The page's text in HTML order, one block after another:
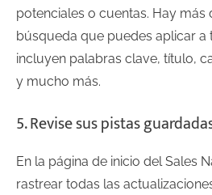
potenciales o cuentas. Hay más
búsqueda que puedes aplicar a
incluyen palabras clave, título,
y mucho más.
5. Revise sus pistas
En la página de inicio del Sales
rastrear todas las